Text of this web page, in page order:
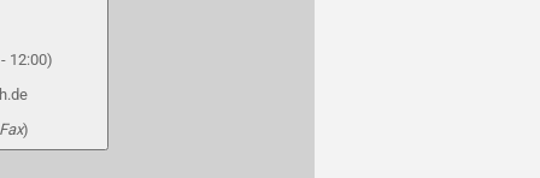
12:00)
)